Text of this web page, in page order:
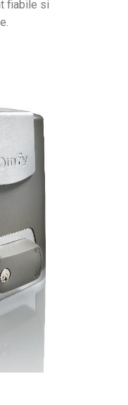
fiabile si